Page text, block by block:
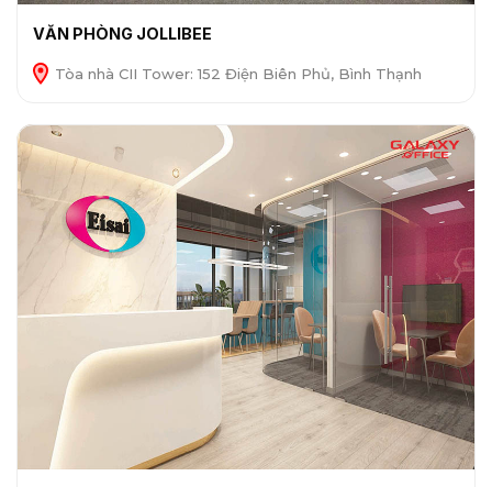
VĂN PHÒNG JOLLIBEE
Tòa nhà CII Tower: 152 Điện Biên Phủ, Bình Thạnh